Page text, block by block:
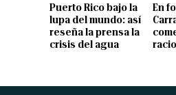
Puerto Rico bajo la
lupa del mundo: así
reseña la prensa la
crisis del agua
En